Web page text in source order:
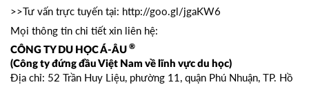
>>Tư vấn trực tuyến tại: http://goo.gl/jgaKW6
Mọi thông tin chi tiết xin liên hệ:
CÔNG TY DU HỌC Á-ÂU ®
(Công ty đứng đầu Việt Nam về lĩnh vực du học)
Địa chỉ: 52 Trần Huy Liệu, phường 11, quận Phú Nhuận, TP. Hồ